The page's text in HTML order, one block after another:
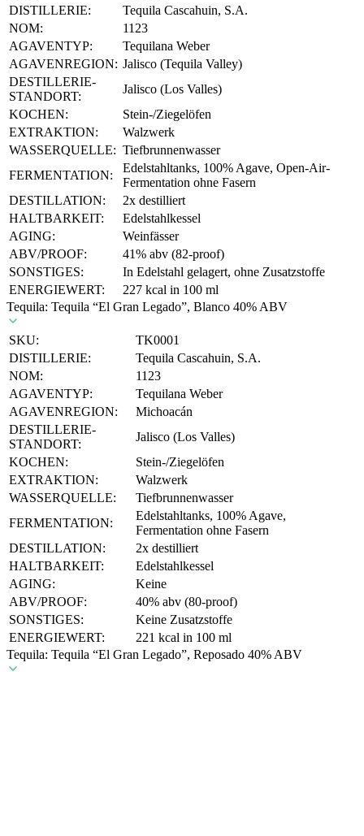
DISTILLERIE:
Tequila Cascahuin, S.A.
NOM:
1123
AGAVENTYP:
Tequilana Weber
AGAVENREGION: Jalisco (Tequila Valley)
DESTILLERIE-
STANDORT:
Jalisco (Los Valles)
KOCHEN:
Stein-/Ziegelöfen
EXTRAKTION:
Walzwerk
WASSERQUELLE: Tiefbrunnenwasser
FERMENTATION:
Edelstahltanks, 100% Agave, Open-Air-
Fermentation ohne Fasern
DESTILLATION:
2x destilliert
HALTBARKEIT:
Edelstahlkessel
AGING:
Weinfässer
ABV/PROOF:
41% abv (82-proof)
SONSTIGES:
In Edelstahl gelagert, ohne Zusatzstoffe
ENERGIEWERT:
227 kcal in 100 ml
Tequila: Tequila “El Gran Legado”, Blanco 40% ABV
SKU:
TK0001
DISTILLERIE:
Tequila Cascahuin, S.A.
NOM:
1123
AGAVENTYP:
Tequilana Weber
AGAVENREGION:
Michoacán
DESTILLERIE-
STANDORT:
Jalisco (Los Valles)
KOCHEN:
Stein-/Ziegelöfen
EXTRAKTION:
Walzwerk
WASSERQUELLE:
Tiefbrunnenwasser
FERMENTATION:
Edelstahltanks, 100% Agave,
Fermentation ohne Fasern
DESTILLATION:
2x destilliert
HALTBARKEIT:
Edelstahlkessel
AGING:
Keine
ABV/PROOF:
40% abv (80-proof)
SONSTIGES:
Keine Zusatzstoffe
ENERGIEWERT:
221 kcal in 100 ml
Tequila: Tequila “El Gran Legado”, Reposado 40% ABV